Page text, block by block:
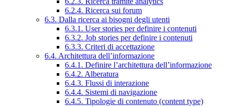
6.2.4. Ricerca sui forum
6.3. Dalla ricerca ai bisogni degli utenti
6.3.1. User stories per definire i contenuti
6.3.2. Job stories per definire i contenuti
6.3.3. Criteri di accettazione
6.4. Architettura dell’informazione
6.4.1. Definire l’architettura dell’informazione
6.4.2. Alberatura
6.4.3. Flussi di interazione
6.4.4. Sistemi di navigazione
6.4.5. Tipologie di contenuto (content type)